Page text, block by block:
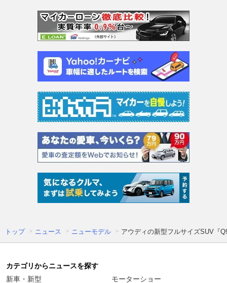
トップ ニュース ニューモデル アウディの新型フルサイズSUV『
カテゴリからニュースを探す
新車・新型
モーターショー